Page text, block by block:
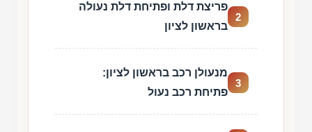
2
פריצת דלת ופתיחת דלת נעולה
בראשון לציון
3
מנעולן רכב בראשון לציון:
פתיחת רכב נעול